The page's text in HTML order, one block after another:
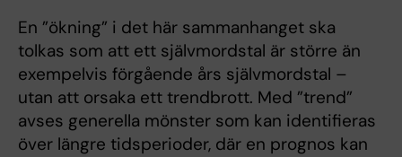
En ”ökning” i det här sammanhanget ska
tolkas som att ett självmordstal är större än
exempelvis förgående års självmordstal –
utan att orsaka ett trendbrott. Med ”trend”
avses generella mönster som kan identifieras
över längre tidsperioder, där en prognos kan